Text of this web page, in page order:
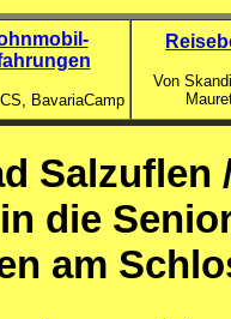
BavariaCamp
Von
Salzuflen
die
am